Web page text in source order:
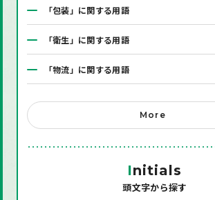
「包装」に関する用語
「衛生」に関する用語
「物流」に関する用語
「システム」に関する用語
「店舗備品」に関する用語
「環境」に関する用語
More
Initials
頭文字から探す